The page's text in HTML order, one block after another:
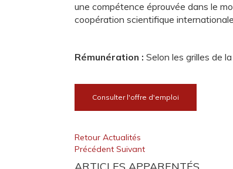
une compétence éprouvée dans le
coopération scientifique
Rémunération : Selon les grilles de
Consulter l'offre d'emploi
Retour Actualités
Précédent Suivant